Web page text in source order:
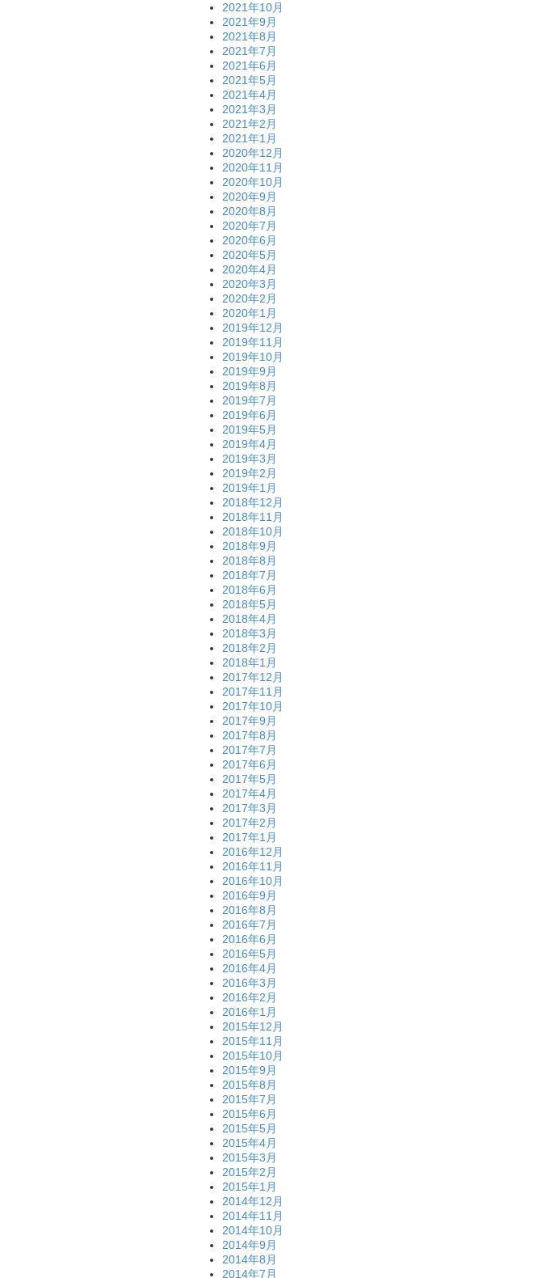
2021年10月
2021年9月
2021年8月
2021年7月
2021年6月
2021年5月
2021年4月
2021年3月
2021年2月
2021年1月
2020年12月
2020年11月
2020年10月
2020年9月
2020年8月
2020年7月
2020年6月
2020年5月
2020年4月
2020年3月
2020年2月
2020年1月
2019年12月
2019年11月
2019年10月
2019年9月
2019年8月
2019年7月
2019年6月
2019年5月
2019年4月
2019年3月
2019年2月
2019年1月
2018年12月
2018年11月
2018年10月
2018年9月
2018年8月
2018年7月
2018年6月
2018年5月
2018年4月
2018年3月
2018年2月
2018年1月
2017年12月
2017年11月
2017年10月
2017年9月
2017年8月
2017年7月
2017年6月
2017年5月
2017年4月
2017年3月
2017年2月
2017年1月
2016年12月
2016年11月
2016年10月
2016年9月
2016年8月
2016年7月
2016年6月
2016年5月
2016年4月
2016年3月
2016年2月
2016年1月
2015年12月
2015年11月
2015年10月
2015年9月
2015年8月
2015年7月
2015年6月
2015年5月
2015年4月
2015年3月
2015年2月
2015年1月
2014年12月
2014年11月
2014年10月
2014年9月
2014年8月
2014年7月